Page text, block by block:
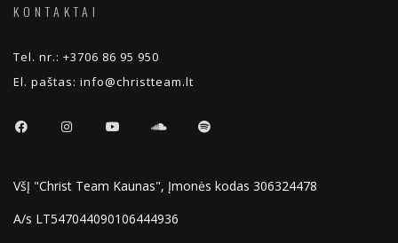
KONTAKTAI
Tel. nr.: +3706 86 95 950
El. paštas: info@christteam.lt
VšĮ "Christ Team Kaunas", Įmonės kodas 306324478
A/s LT547044090106444936